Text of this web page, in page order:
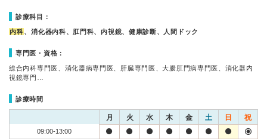
診療科目：
内科、消化器内科、肛門科、内視鏡、健康診断、人間ドック
専門医・資格：
総合内科専門医、消化器病専門医、肝臓専門医、大腸肛門病専門医、消化器内
視鏡専門…
診療時間
月 火 水 木 金 土 日 祝
09:00-13:00